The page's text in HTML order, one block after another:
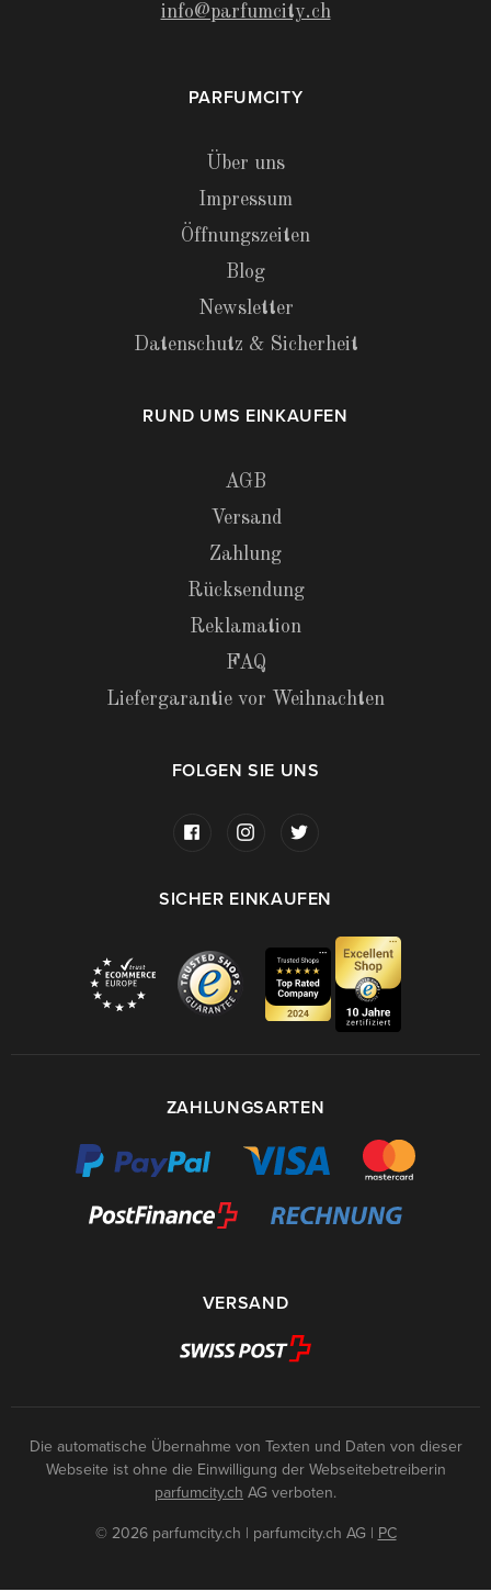
info@parfumcity.ch
PARFUMCITY
Über uns
Impressum
Öffnungszeiten
Blog
Newsletter
Datenschutz & Sicherheit
RUND UMS EINKAUFEN
AGB
Versand
Zahlung
Rücksendung
Reklamation
FAQ
Liefergarantie vor Weihnachten
FOLGEN SIE UNS
SICHER EINKAUFEN
ZAHLUNGSARTEN
VERSAND
Die automatische Übernahme von Texten und Daten von dieser
Webseite ist ohne die Einwilligung der Webseitebetreiberin
parfumcity.ch AG verboten.
© 2026 parfumcity.ch | parfumcity.ch AG | PC